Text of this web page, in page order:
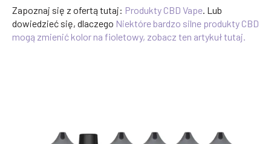
Zapoznaj się z ofertą tutaj: Produkty CBD Vape. Lub
dowiedzieć się, dlaczego Niektóre bardzo silne produkty CBD
mogą zmienić kolor na fioletowy, zobacz ten artykuł tutaj.